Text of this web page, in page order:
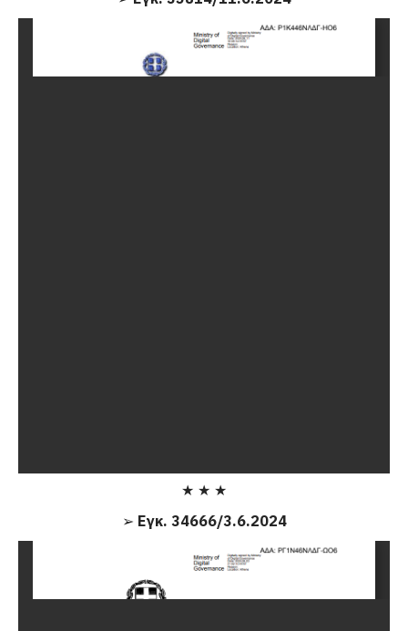
★ ★ ★
➢ Εγκ. 34666/3.6.2024